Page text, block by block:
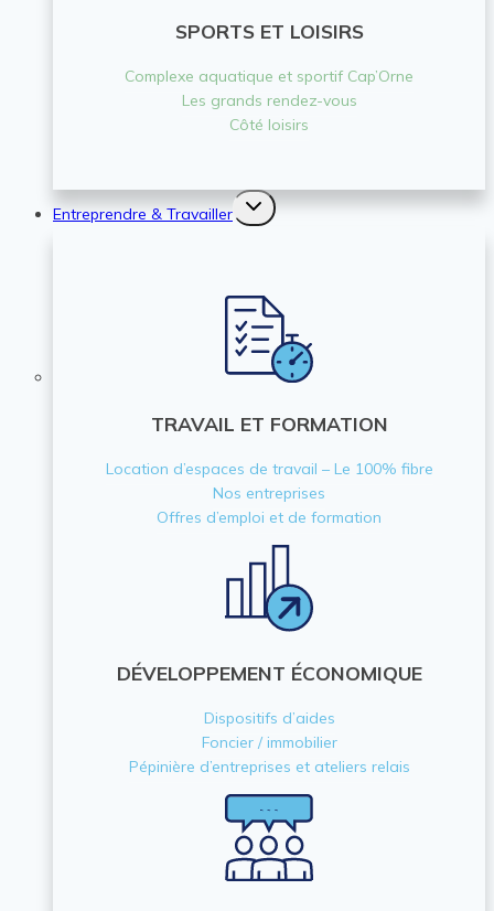
SPORTS ET LOISIRS
Complexe aquatique et sportif Cap’Orne
Les grands rendez-vous
Côté loisirs
Entreprendre & Travailler
Ouvrir/fermer
le
TRAVAIL ET FORMATION
Location d’espaces de travail – Le 100% fibre
Nos entreprises
Offres d’emploi et de formation
DÉVELOPPEMENT ÉCONOMIQUE
Dispositifs d’aides
Foncier / immobilier
Pépinière d’entreprises et ateliers relais